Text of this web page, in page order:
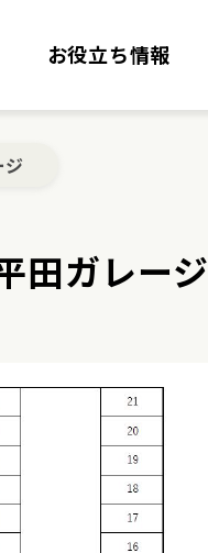
お役立ち情報
田ガレージ